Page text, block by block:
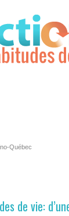
Québec
de vie: